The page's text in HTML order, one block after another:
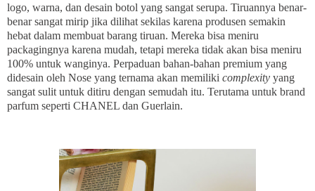
logo, warna, dan desain botol yang sangat serupa. Tiruannya benar-
benar sangat mirip jika dilihat sekilas karena produsen semakin
hebat dalam membuat barang tiruan. Mereka bisa meniru
packagingnya karena mudah, tetapi mereka tidak akan bisa meniru
100% untuk wanginya. Perpaduan bahan-bahan premium yang
didesain oleh Nose yang ternama akan memiliki complexity yang
sangat sulit untuk ditiru dengan semudah itu. Terutama untuk brand
parfum seperti CHANEL dan Guerlain.